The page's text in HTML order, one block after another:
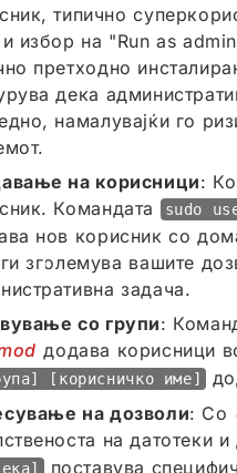
типично
и избор на "Run as
претходно
дека
намалувајќи го
на корисници:
Командата
sudo
нов корисник со
зголемува вашите
задача.
со групи:
додава корисници
[корисничко име]
на дозволи: Со
на датотеки
поставува